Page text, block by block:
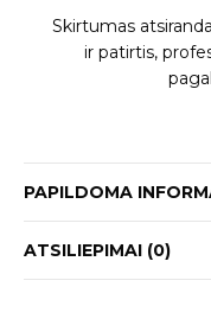
Skirtumas
ir patirtis,
PAPILDOMA
ATSILIEPIMAI (0)